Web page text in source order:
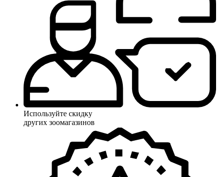
Используйте скидку
других зоомагазинов